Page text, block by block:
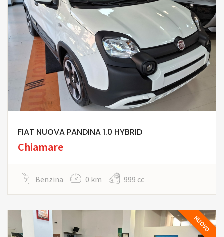
FIAT NUOVA PANDINA 1.0 HYBRID
Chiamare
Benzina 0 km 999 cc
NUOVO